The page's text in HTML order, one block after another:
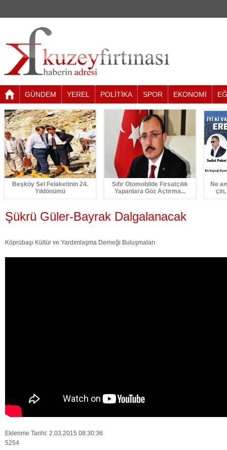
GÜNDEM YEREL POLİTİKA SPOR EKONOMİ
Beşköy Sel Felaketinin 24.
Yıldönümü
Sıfır Otomobilde Fırsatçılık
Yapanlara Göz Açtırma...
Ne
Şükrü Güler-Bayrak Dalgalanacak
Köprübaşı Kültür ve Yardımlaşma Derneği Buluşmaları
Eklenme Tarihi: 2.03.2015 08:30:36
5254